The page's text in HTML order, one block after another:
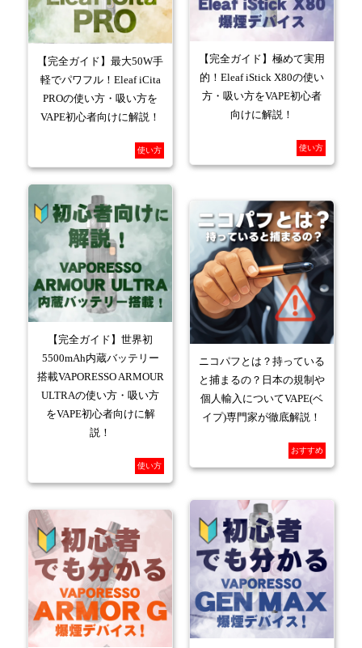
【完全ガイド】最大50W手
軽でパワフル！Eleaf iCita
PROの使い方・吸い方を
VAPE初心者向けに解説！
使い方
【完全ガイド】極めて実用
的！Eleaf iStick X80の使い
方・吸い方をVAPE初心者
向けに解説！
使い方
【完全ガイド】世界初
5500mAh内蔵バッテリー
搭載VAPORESSO ARMOUR
ULTRAの使い方・吸い方
をVAPE初心者向けに解
説！
使い方
ニコパフとは？持っている
と捕まるの？日本の規制や
個人輸入についてVAPE(ベ
イプ)専門家が徹底解説！
おすすめ